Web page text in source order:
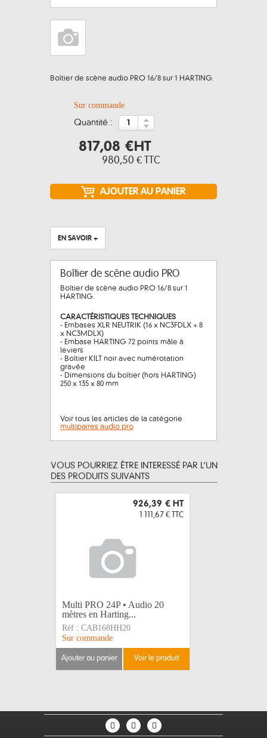
Boîtier de scène audio PRO 16/8 sur 1 HARTING.
Sur commande
quantité :
817,08 €HT
980,50 € TTC
EN SAVOIR +
Boîtier de scène audio PRO
Boîtier de scène audio PRO 16/8 sur 1
HARTING.
CARACTÉRISTIQUES TECHNIQUES
- Embases XLR NEUTRIK (16 x NC3FDLX + 8
x NC3MDLX)
- Embase HARTING 72 points mâle à
leviers
- Boîtier KILT noir avec numérotation
gravée
- Dimensions du boîtier (hors HARTING)
250 x 135 x 80 mm
Voir tous les articles de la catégorie
multipaires audio pro
VOUS POURRIEZ ÊTRE INTERESSÉ PAR L’UN
DES PRODUITS SUIVANTS
926,39 € HT
1 111,67 € TTC
Multi PRO 24P • Audio 20
mètres en Harting...
Réf : CAB168HH20
Sur commande
ajouter au panier voir le produit